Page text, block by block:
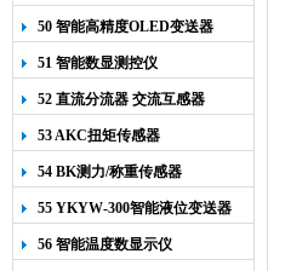
50 智能高精度OLED变送器
YK-218
51 智能数显测控仪
52 直流分流器 交流互感器
53 AKC扭矩传感器
54 BK测力/称重传感器
55 YKYW-300智能液位变送器
56 智能温度数显示仪